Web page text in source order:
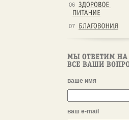
06
07
ваше имя
ваш e-mail